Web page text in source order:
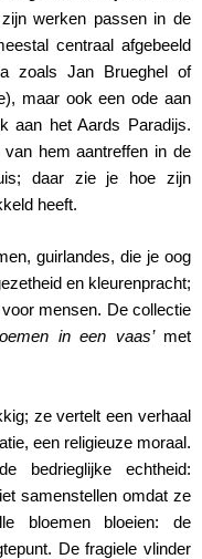
werken passen in de
centraal afgebeeld
zoals Jan Brueghel of
maar ook een ode aan
aan het Aards Paradijs.
hem aantreffen in de
daar zie je hoe zijn
heeft.
guirlandes, die je oog
en kleurenpracht;
mensen. De collectie
in een vaas’met
ze vertelt een verhaal
een religieuze moraal.
bedrieglijke echtheid:
samenstellen omdat ze
bloemen bloeien: de
De fragiele vlinder